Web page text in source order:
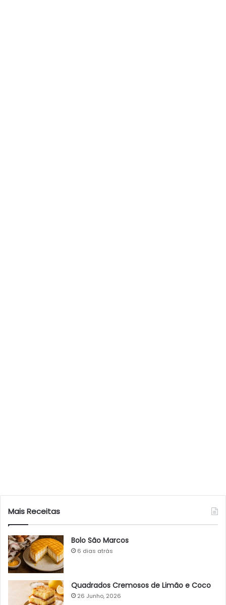
Mais Receitas
Bolo São Marcos
6 dias atrás
Quadrados Cremosos de Limão e Coco
26 Junho, 2026